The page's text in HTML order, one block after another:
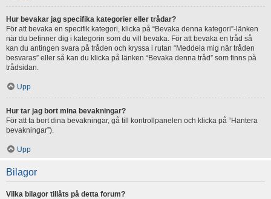
Hur bevakar jag specifika kategorier eller trådar?
För att bevaka en specifik kategori, klicka på “Bevaka denna kategori”-länken
när du befinner dig i kategorin som du vill bevaka. För att bevaka en tråd så
kan du antingen svara på tråden och kryssa i rutan “Meddela mig när tråden
besvaras” eller så kan du klicka på länken “Bevaka denna tråd” som finns på
trådsidan.
Upp
Hur tar jag bort mina bevakningar?
För att ta bort dina bevakningar, gå till kontrollpanelen och klicka på “Hantera
bevakningar”).
Upp
Bilagor
Vilka bilagor tillåts på detta forum?